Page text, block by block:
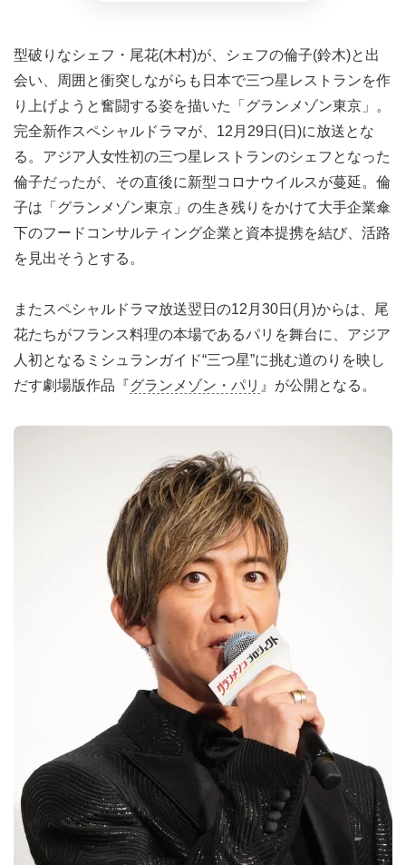
型破りなシェフ・尾花(木村)が、シェフの倫子(鈴木)と出
会い、周囲と衝突しながらも日本で三つ星レストランを作
り上げようと奮闘する姿を描いた「グランメゾン東京」。
完全新作スペシャルドラマが、12月29日(日)に放送とな
る。アジア人女性初の三つ星レストランのシェフとなった
倫子だったが、その直後に新型コロナウイルスが蔓延。倫
子は「グランメゾン東京」の生き残りをかけて大手企業傘
下のフードコンサルティング企業と資本提携を結び、活路
を見出そうとする。
またスペシャルドラマ放送翌日の12月30日(月)からは、尾
花たちがフランス料理の本場であるパリを舞台に、アジア
人初となるミシュランガイド“三つ星”に挑む道のりを映し
だす劇場版作品『グランメゾン・パリ 』が公開となる。